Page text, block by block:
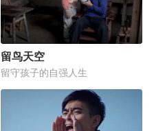
留鸟天空
留守孩子的自强人生